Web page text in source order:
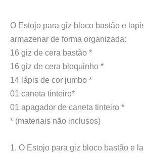
O Estojo para giz bloco bastão e
armazenar de forma organizada:
16 giz de cera bastão *
16 giz de cera bloquinho *
14 lápis de cor jumbo *
01 caneta tinteiro*
01 apagador de caneta tinteiro *
* (materiais não inclusos)
1. O Estojo para giz bloco bastão e